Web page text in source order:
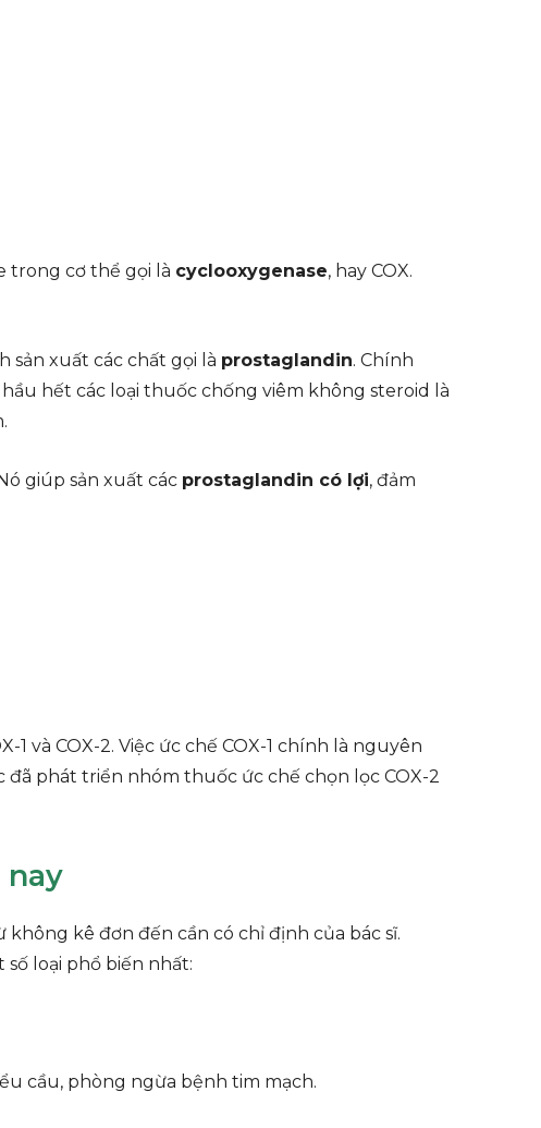
trong cơ thể gọi là cyclooxygenase, hay COX.
sản xuất các chất gọi là prostaglandin. Chính
hết các loại thuốc chống viêm không steroid là
giúp sản xuất các prostaglandin có lợi, đảm
1 và COX-2. Việc ức chế COX-1 chính là nguyên
đã phát triển nhóm thuốc ức chế chọn lọc COX-2
nay
kê đơn đến cần có chỉ định của bác sĩ.
loại phổ biến nhất:
cầu, phòng ngừa bệnh tim mạch.